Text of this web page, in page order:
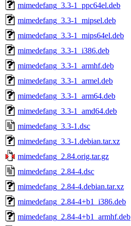
mimedefang_3.3-1_ppc64el.deb
mimedefang_3.3-1_mipsel.deb
mimedefang_3.3-1_mips64el.deb
mimedefang_3.3-1_i386.deb
mimedefang_3.3-1_armhf.deb
mimedefang_3.3-1_armel.deb
mimedefang_3.3-1_arm64.deb
mimedefang_3.3-1_amd64.deb
mimedefang_3.3-1.dsc
mimedefang_3.3-1.debian.tar.xz
mimedefang_2.84.orig.tar.gz
mimedefang_2.84-4.dsc
mimedefang_2.84-4.debian.tar.xz
mimedefang_2.84-4+b1_i386.deb
mimedefang_2.84-4+b1_armhf.deb